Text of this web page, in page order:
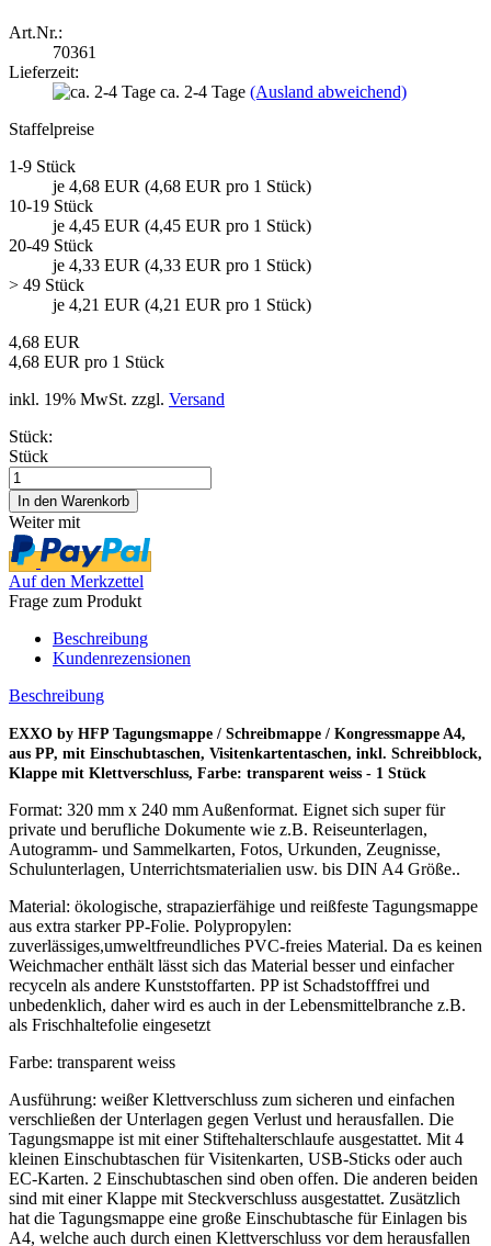
Art.Nr.:
70361
Lieferzeit:
ca. 2-4 Tage (Ausland abweichend)
Staffelpreise
1-9 Stück
je 4,68 EUR (4,68 EUR pro 1 Stück)
10-19 Stück
je 4,45 EUR (4,45 EUR pro 1 Stück)
20-49 Stück
je 4,33 EUR (4,33 EUR pro 1 Stück)
> 49 Stück
je 4,21 EUR (4,21 EUR pro 1 Stück)
4,68 EUR
4,68 EUR pro 1 Stück
inkl. 19% MwSt. zzgl. Versand
Stück:
Stück
Weiter mit
Auf den Merkzettel
Frage zum Produkt
Beschreibung
Kundenrezensionen
Beschreibung
EXXO by HFP Tagungsmappe / Schreibmappe / Kongressmappe A4,
aus PP, mit Einschubtaschen, Visitenkartentaschen, inkl. Schreibblock,
Klappe mit Klettverschluss, Farbe: transparent weiss - 1 Stück
Format: 320 mm x 240 mm Außenformat. Eignet sich super für
private und berufliche Dokumente wie z.B. Reiseunterlagen,
Autogramm- und Sammelkarten, Fotos, Urkunden, Zeugnisse,
Schulunterlagen, Unterrichtsmaterialien usw. bis DIN A4 Größe..
Material: ökologische, strapazierfähige und reißfeste Tagungsmappe
aus extra starker PP-Folie. Polypropylen:
zuverlässiges,umweltfreundliches PVC-freies Material. Da es keinen
Weichmacher enthält lässt sich das Material besser und einfacher
recyceln als andere Kunststoffarten. PP ist Schadstofffrei und
unbedenklich, daher wird es auch in der Lebensmittelbranche z.B.
als Frischhaltefolie eingesetzt
Farbe: transparent weiss
Ausführung: weißer Klettverschluss zum sicheren und einfachen
verschließen der Unterlagen gegen Verlust und herausfallen. Die
Tagungsmappe ist mit einer Stiftehalterschlaufe ausgestattet. Mit 4
kleinen Einschubtaschen für Visitenkarten, USB-Sticks oder auch
EC-Karten. 2 Einschubtaschen sind oben offen. Die anderen beiden
sind mit einer Klappe mit Steckverschluss ausgestattet. Zusätzlich
hat die Tagungsmappe eine große Einschubtasche für Einlagen bis
A4, welche auch durch einen Klettverschluss vor dem herausfallen